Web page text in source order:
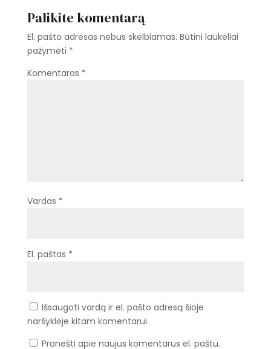
Palikite komentarą
El. pašto adresas nebus skelbiamas. Būtini laukeliai
pažymėti *
Komentaras *
Vardas *
El. paštas *
Išsaugoti vardą ir el. pašto adresą šioje
naršyklėje kitam komentarui.
Pranešti apie naujus komentarus el. paštu.